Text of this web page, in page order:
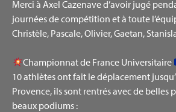
Merci à Axel Cazenave d’avoir jugé
journées de compétition et à toute
Christèle, Pascale, Olivier, Gaetan,
Championnat de France Universitaire
10 athlètes ont fait le déplacement
Provence, ils sont rentrés avec de belles
beaux podiums :